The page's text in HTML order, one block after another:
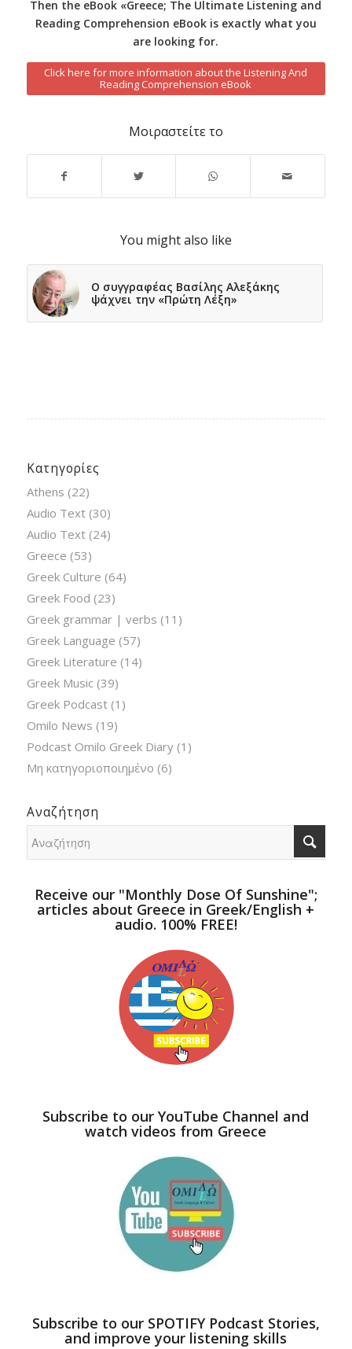
Then the eBook «Greece; The Ultimate Listening and
Reading Comprehension eBook is exactly what you
are looking for.
Click here for more information about the Listening And
Reading Comprehension eBook
Μοιραστείτε το
You might also like
Ο συγγραφέας Βασίλης Αλεξάκης
ψάχνει την «Πρώτη Λέξη»
Κατηγορίες
Athens (22)
Audio Text(30)
Audio Text(24)
Greece (53)
Greek Culture (64)
Greek Food (23)
Greek grammar | verbs (11)
Greek Language (57)
Greek Literature (14)
Greek Music (39)
Greek Podcast(1)
Omilo News (19)
Podcast Omilo Greek Diary(1)
Μη κατηγοριοποιημένο (6)
Αναζήτηση
Receive our "Monthly Dose Of Sunshine";
articles about Greece in Greek/English +
audio. 100% FREE!
Subscribe to our YouTube Channel and
watch videos from Greece
Subscribe to our SPOTIFY Podcast Stories,
and improve your listening skills